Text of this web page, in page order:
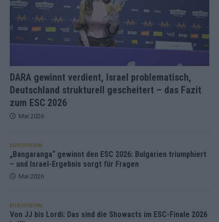
DARA gewinnt verdient, Israel problematisch,
Deutschland strukturell gescheitert – das Fazit
zum ESC 2026
Mai 2026
EUROVISION
„Bangaranga“ gewinnt den ESC 2026: Bulgarien triumphiert
– und Israel-Ergebnis sorgt für Fragen
Mai 2026
EUROVISION
Von JJ bis Lordi: Das sind die Showacts im ESC-Finale 2026